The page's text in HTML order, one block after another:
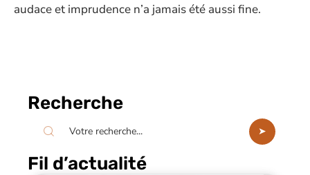
audace et imprudence n’a jamais été aussi fine.
Recherche
Fil d’actualité